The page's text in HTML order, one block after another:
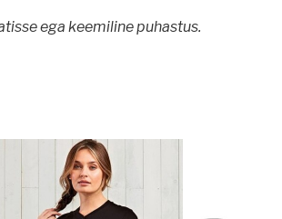
ega keemiline puhastus.